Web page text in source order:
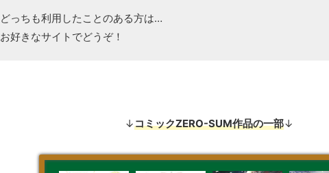
どっちも利用したことのある方は…
お好きなサイトでどうぞ！
↓コミックZERO-SUM作品の一部↓